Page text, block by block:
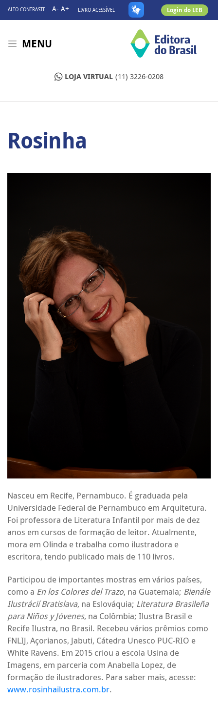
ALTO CONTRASTE A- A+ LIVRO ACESSÍVEL Login do LEB
MENU
LOJA VIRTUAL (11) 3226-0208
Rosinha
Nasceu em Recife, Pernambuco. É graduada pela
Universidade Federal de Pernambuco em Arquitetura.
Foi professora de Literatura Infantil por mais de dez
anos em cursos de formação de leitor. Atualmente,
mora em Olinda e trabalha como ilustradora e
escritora, tendo publicado mais de 110 livros.
Participou de importantes mostras em vários países,
como a En los Colores del Trazo, na Guatemala; Bienále
Ilustrácií Bratislava, na Eslováquia; Literatura Brasileña
para Niños y Jóvenes, na Colômbia; Ilustra Brasil e
Recife Ilustra, no Brasil. Recebeu vários prêmios como
FNLIJ, Açorianos, Jabuti, Cátedra Unesco PUC-RIO e
White Ravens. Em 2015 criou a escola Usina de
Imagens, em parceria com Anabella Lopez, de
formação de ilustradores. Para saber mais, acesse:
www.rosinhailustra.com.br.